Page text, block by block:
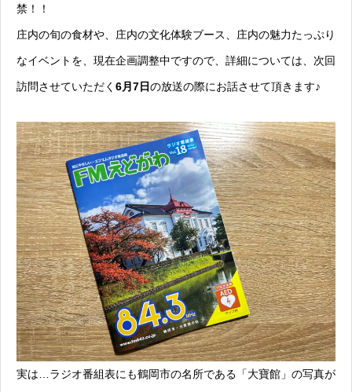
禁！！
庄内の旬の食材や、庄内の文化体験ブース、庄内の魅力たっぷり
なイベントを、現在企画調整中ですので、詳細については、次回
訪問させていただく 6月7日の放送の際にお話させて頂きます♪
実は…ラジオ番組表にも鶴岡市の名所である「大寶館」の写真が